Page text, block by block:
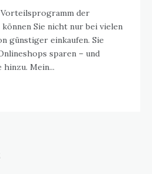
Vorteilsprogramm der
können Sie nicht nur bei vielen
günstiger einkaufen. Sie
sparen – und
hinzu. Mein...